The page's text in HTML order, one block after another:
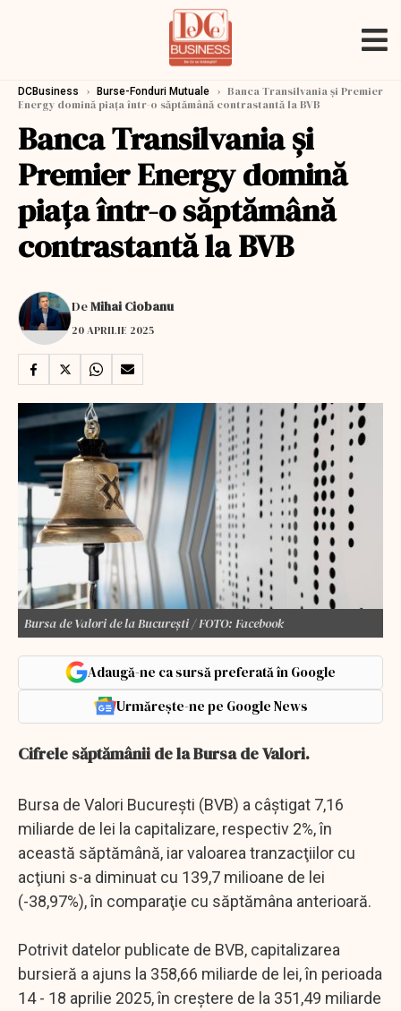
DCBusiness › Burse-Fonduri Mutuale › Banca Transilvania și Premier
Energy domină piața într-o săptămână contrastantă la BVB
Banca Transilvania și
Premier Energy domină
piața într-o săptămână
contrastantă la BVB
DeMihai Ciobanu
20 APRILIE 2025
Bursa de Valori de la București / FOTO: Facebook
Adaugă-ne ca sursă preferată în Google
Urmărește-ne pe Google News
Cifrele săptămânii de la Bursa de Valori.
Bursa de Valori Bucureşti (BVB) a câştigat 7,16
miliarde de lei la capitalizare, respectiv 2%, în
această săptămână, iar valoarea tranzacţiilor cu
acţiuni s-a diminuat cu 139,7 milioane de lei
(-38,97%), în comparaţie cu săptămâna anterioară.
Potrivit datelor publicate de BVB, capitalizarea
bursieră a ajuns la 358,66 miliarde de lei, în perioada
14 - 18 aprilie 2025, în creştere de la 351,49 miliarde